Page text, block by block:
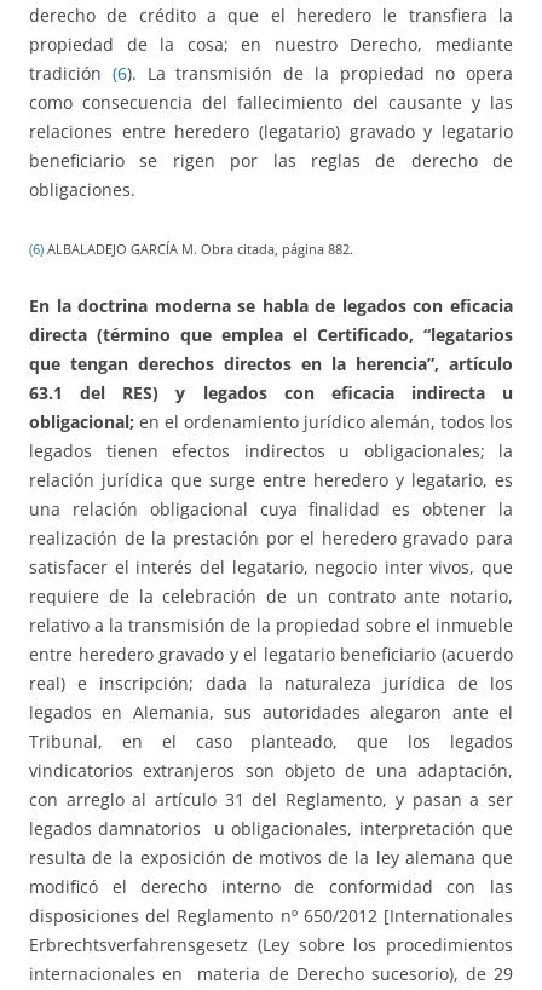
derecho de crédito a que el heredero le transfiera la
propiedad de la cosa; en nuestro Derecho, mediante
tradición (6). La transmisión de la propiedad no opera
como consecuencia del fallecimiento del causante y las
relaciones entre heredero (legatario) gravado y legatario
beneficiario se rigen por las reglas de derecho de
obligaciones.
(6) ALBALADEJO GARCÍA M. Obra citada, página 882.
En la doctrina moderna se habla de legados con eficacia
directa (término que emplea el Certificado, “legatarios
que tengan derechos directos en la herencia”, artículo
63.1 del RES) y legados con eficacia indirecta u
obligacional; en el ordenamiento jurídico alemán, todos los
legados tienen efectos indirectos u obligacionales; la
relación jurídica que surge entre heredero y legatario, es
una relación obligacional cuya finalidad es obtener la
realización de la prestación por el heredero gravado para
satisfacer el interés del legatario, negocio inter vivos, que
requiere de la celebración de un contrato ante notario,
relativo a la transmisión de la propiedad sobre el inmueble
entre heredero gravado y el legatario beneficiario (acuerdo
real) e inscripción; dada la naturaleza jurídica de los
legados en Alemania, sus autoridades alegaron ante el
Tribunal, en el caso planteado, que los legados
vindicatorios extranjeros son objeto de una adaptación,
con arreglo al artículo 31 del Reglamento, y pasan a ser
legados damnatorios u obligacionales, interpretación que
resulta de la exposición de motivos de la ley alemana que
modificó el derecho interno de conformidad con las
disposiciones del Reglamento nº 650/2012 [Internationales
Erbrechtsverfahrensgesetz (Ley sobre los procedimientos
internacionales en materia de Derecho sucesorio), de 29